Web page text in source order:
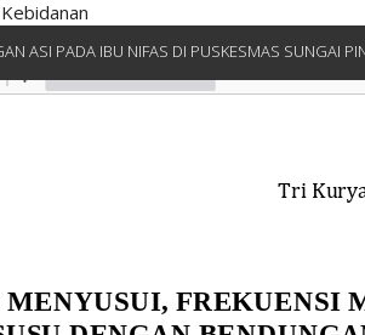
ASI PADA IBU NIFAS DI PUSKESMAS SUNGAI